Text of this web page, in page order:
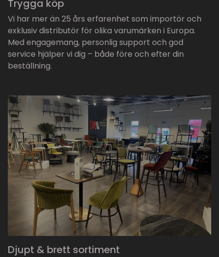
Trygga köp
Vi har mer än 25 års erfarenhet som importör och
exklusiv distributör för olika varumärken i Europa.
Med engagemang, personlig support och god
service hjälper vi dig – både före och efter din
beställning.
Djupt & brett sortiment